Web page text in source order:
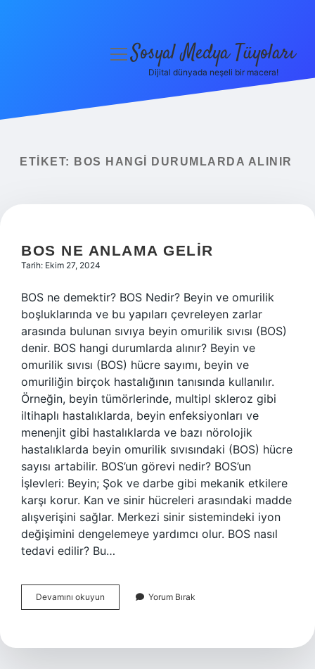
Yasal Uyarı
menüyüSosyal Medya Tüyoları
Dijital dünyada neşeli bir macera!
ETIKET: BOS HANGI DURUMLARDA ALINIR
BOS NE ANLAMA GELIR
Tarih: Ekim 27, 2024
BOS ne demektir? BOS Nedir? Beyin ve omurilik
boşluklarında ve bu yapıları çevreleyen zarlar
arasında bulunan sıvıya beyin omurilik sıvısı (BOS)
denir. BOS hangi durumlarda alınır? Beyin ve
omurilik sıvısı (BOS) hücre sayımı, beyin ve
omuriliğin birçok hastalığının tanısında kullanılır.
Örneğin, beyin tümörlerinde, multipl skleroz gibi
iltihaplı hastalıklarda, beyin enfeksiyonları ve
menenjit gibi hastalıklarda ve bazı nörolojik
hastalıklarda beyin omurilik sıvısındaki (BOS) hücre
sayısı artabilir. BOS’un görevi nedir? BOS’un
İşlevleri: Beyin; Şok ve darbe gibi mekanik etkilere
karşı korur. Kan ve sinir hücreleri arasındaki madde
alışverişini sağlar. Merkezi sinir sistemindeki iyon
değişimini dengelemeye yardımcı olur. BOS nasıl
tedavi edilir? Bu…
Devamını okuyun
Ne
Yorum Bırak